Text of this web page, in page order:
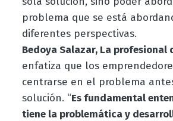
problema que se está
diferentes perspectivas.
Bedoya Salazar, La profesional
enfatiza que los
centrarse en el problema
solución. “Es fundamental
tiene la problemática y